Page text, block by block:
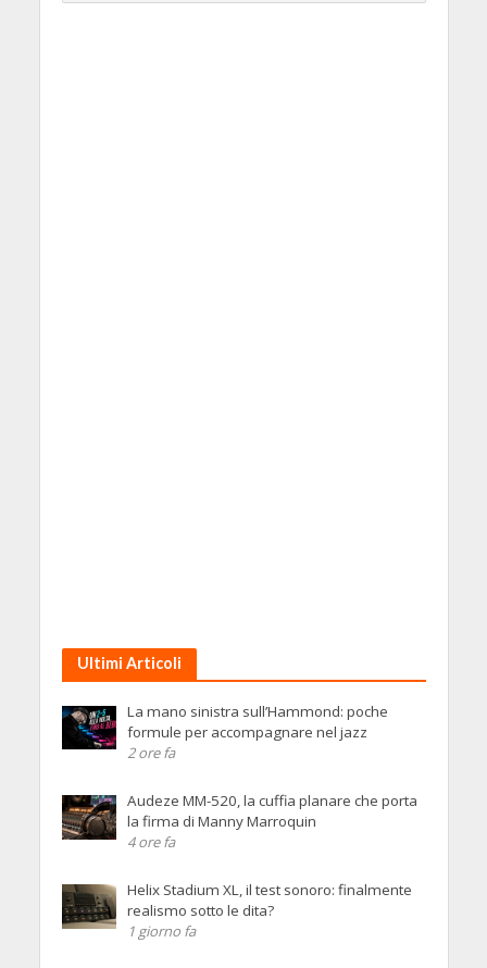
Ultimi Articoli
La mano sinistra sull’Hammond: poche
formule per accompagnare nel jazz
2 ore fa
Audeze MM-520, la cuffia planare che porta
la firma di Manny Marroquin
4 ore fa
Helix Stadium XL, il test sonoro: finalmente
realismo sotto le dita?
1 giorno fa